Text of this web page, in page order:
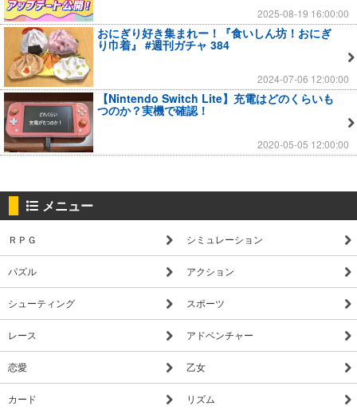
2025-08-19 16:00:00
おにぎり好き集まれー！『食いしん坊！おにぎ
り巾着』 #週刊ガチャ 384
2024-07-06 12:00:00
【Nintendo Switch Lite】充電はどのくらいも
つのか？実機で確認！
2020-05-05 12:00:00
メニュー
ＲＰＧ シミュレーション
パズル アクション
シューティング スポーツ
レース アドベンチャー
恋愛 乙女
カード リズム